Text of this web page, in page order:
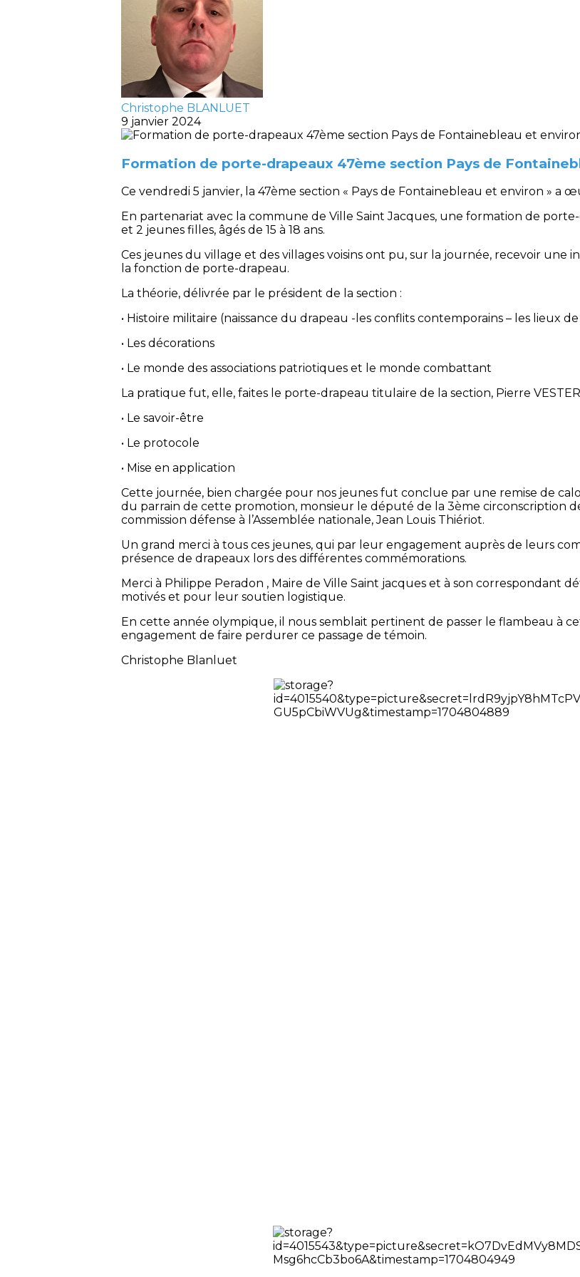
Christophe BLANLUET
9 janvier 2024
Formation de porte-drapeaux 47ème section Pays de
Ce vendredi 5 janvier, la 47ème section « Pays de Fontainebleau et environ » a
En partenariat avec la commune de Ville Saint Jacques, une formation de
et 2 jeunes filles, âgés de 15 à 18 ans.
Ces jeunes du village et des villages voisins ont pu, sur la journée, recevoir
la fonction de porte-drapeau.
La théorie, délivrée par le président de la section :
• Histoire militaire (naissance du drapeau -les conflits contemporains – les lieux
• Les décorations
• Le monde des associations patriotiques et le monde combattant
La pratique fut, elle, faites le porte-drapeau titulaire de la section, Pierre
• Le savoir-être
• Le protocole
• Mise en application
Cette journée, bien chargée pour nos jeunes fut conclue par une remise de
du parrain de cette promotion, monsieur le député de la 3ème circonscription
commission défense à l’Assemblée nationale, Jean Louis Thiériot.
Un grand merci à tous ces jeunes, qui par leur engagement auprès de leurs
présence de drapeaux lors des différentes commémorations.
Merci à Philippe Peradon , Maire de Ville Saint jacques et à son correspondant
motivés et pour leur soutien logistique.
En cette année olympique, il nous semblait pertinent de passer le flambeau à
engagement de faire perdurer ce passage de témoin.
Christophe Blanluet